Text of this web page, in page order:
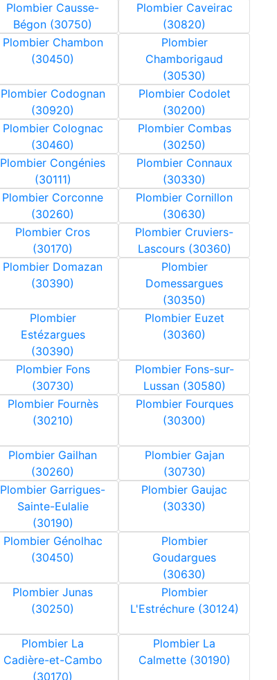
Plombier Causse-
Bégon (30750)
Plombier Caveirac
(30820)
Plombier Chambon
(30450)
Plombier
Chamborigaud
(30530)
Plombier Codognan
(30920)
Plombier Codolet
(30200)
Plombier Colognac
(30460)
Plombier Combas
(30250)
Plombier Congénies
(30111)
Plombier Connaux
(30330)
Plombier Corconne
(30260)
Plombier Cornillon
(30630)
Plombier Cros
(30170)
Plombier Cruviers-
Lascours (30360)
Plombier Domazan
(30390)
Plombier
Domessargues
(30350)
Plombier
Estézargues
(30390)
Plombier Euzet
(30360)
Plombier Fons
(30730)
Plombier Fons-sur-
Lussan (30580)
Plombier Fournès
(30210)
Plombier Fourques
(30300)
Plombier Gailhan
(30260)
Plombier Gajan
(30730)
Plombier Garrigues-
Sainte-Eulalie
(30190)
Plombier Gaujac
(30330)
Plombier Génolhac
(30450)
Plombier
Goudargues
(30630)
Plombier Junas
(30250)
Plombier
L'Estréchure (30124)
Plombier La
Cadière-et-Cambo
(30170)
Plombier La
Calmette (30190)